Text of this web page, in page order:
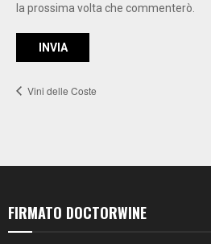
la prossima volta che commenterò.
Vini delle Coste
FIRMATO DOCTORWINE